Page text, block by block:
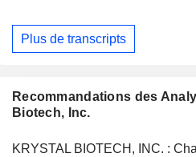
Plus de transcripts
Recommandations des
Biotech, Inc.
KRYSTAL BIOTECH, INC. :